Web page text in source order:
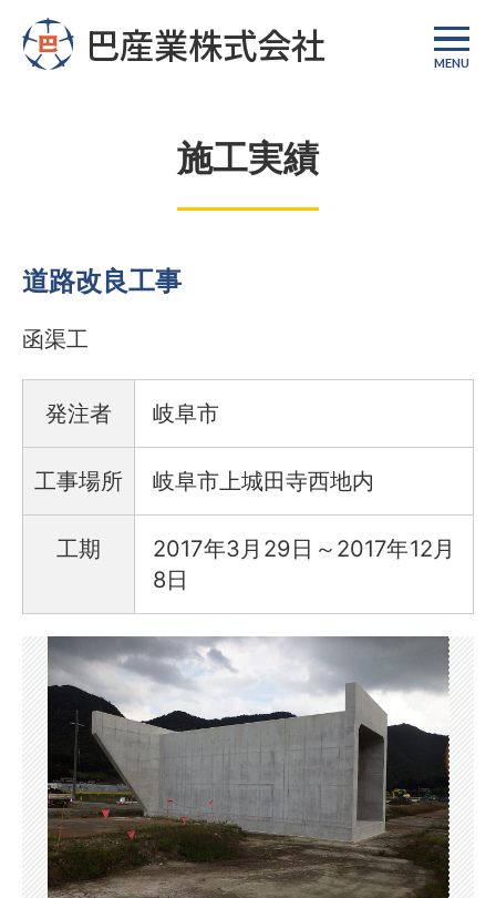
巴産業株式会社 MENU
施工実績
道路改良工事
函渠工
発注者 岐阜市
工事場所 岐阜市上城田寺西地内
工期
2017年3月29日～2017年12月
8日